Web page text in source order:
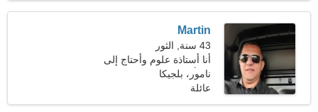
Martin
43 سنة, الثور
أنا أستاذة علوم وأحتاج إلى
امرأة رائعة
نامور، بلجيكا
عائلة